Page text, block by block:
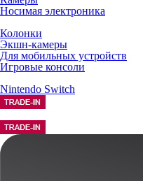
Носимая электроника
Колонки
Экшн-камеры
Для мобильных устройств
Игровые консоли
Nintendo Switch